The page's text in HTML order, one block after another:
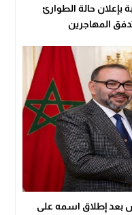
حالة الطوارئ
المهاجرين
بعد إطلاق اسمه على